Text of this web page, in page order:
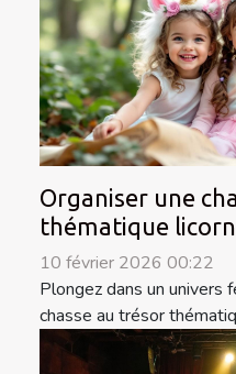
Organiser une
thématique
10 février 2026 00:22
Plongez dans un univers
chasse au trésor